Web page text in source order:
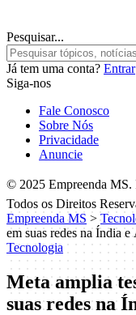
Pesquisar...
Já tem uma conta? Entrar
Siga-nos
Fale Conosco
Sobre Nós
Privacidade
Anuncie
© 2025 Empreenda MS.
Todos os Direitos
Empreenda MS >
em suas redes na Índia
Tecnologia
Meta amplia
suas redes na